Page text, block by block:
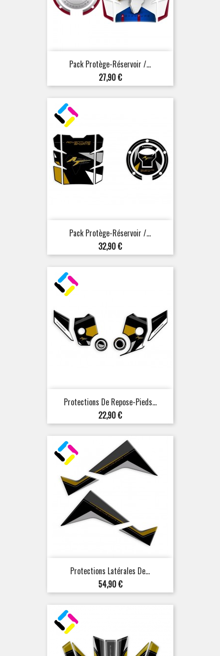
Pack Protège-Réservoir /...
Prix
27,90 €
Pack Protège-Réservoir /...
Prix
32,90 €
Protections De Repose-Pieds...
Prix
22,90 €
Protections Latérales De...
Prix
54,90 €